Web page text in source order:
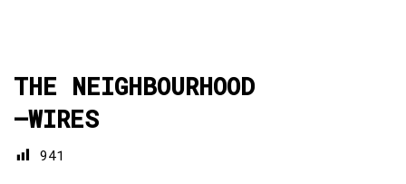
THE NEIGHBOURHOOD
—WIRES
941